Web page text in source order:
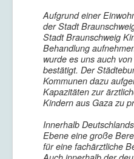
Aufgrund einer
der Stadt
Stadt Braunschweig
Behandlung
wurde es uns auch
bestätigt. Der
Kommunen dazu
Kapazitäten zur
Kindern aus Gaza zu
Innerhalb
Ebene eine große
für eine fachärztliche